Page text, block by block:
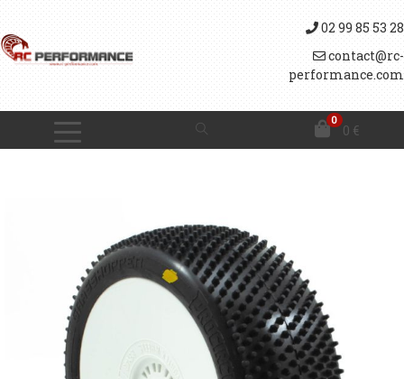
02 99 85 53 28
contact@rc-
performance.com
0
0 €